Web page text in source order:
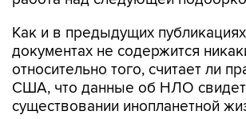
Как и в предыдущих
документах не содержится
относительно того, считает ли
США, что данные об НЛО
существовании инопланетной